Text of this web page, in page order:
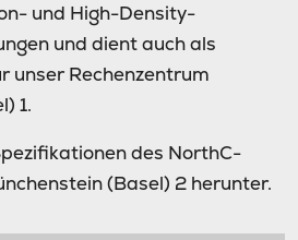
und High-Density-
und dient auch als
unser Rechenzentrum
1.
des NorthC-
(Basel) 2 herunter.